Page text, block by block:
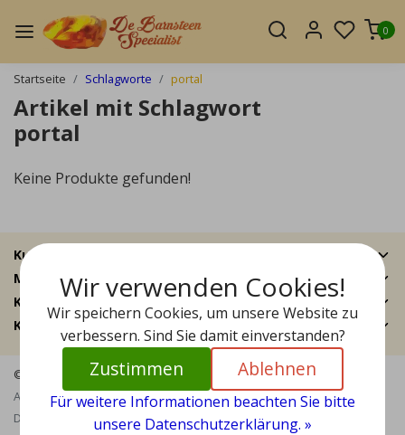
0
Startseite Schlagworte portal
Artikel mit Schlagwort
portal
Keine Produkte gefunden!
Kundendienst
Mein Konto
Kategorien
Kontakt
© Copyright 2026 - Bernstein Specialist | RealisatieInStijl Media
Allgemeine Geschäftsbedingungen|Haftungsausschluss|
Datenschutzrichtlinie| RSS Feed
Wir verwenden Cookies!
Wir speichern Cookies, um unsere Website zu
verbessern. Sind Sie damit einverstanden?
Zustimmen Ablehnen
Für weitere Informationen beachten Sie bitte
unsere Datenschutzerklärung. »